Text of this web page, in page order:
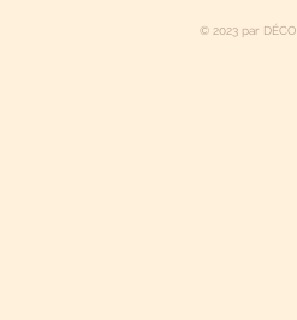
© 2023 par